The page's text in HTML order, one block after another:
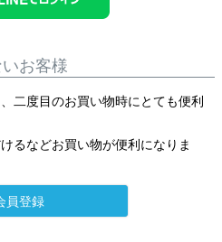
お客様
二度目のお買い物時にとても便利
るなどお買い物が便利になりま
員登録